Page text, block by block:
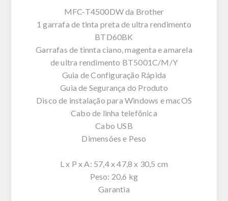
MFC-T4500DW da Brother
1 garrafa de tinta preta de ultra rendimento
BTD60BK
Garrafas de tinnta ciano, magenta e amarela
de ultra rendimento BT5001C/M/Y
Guia de Configuração Rápida
Guia de Segurança do Produto
Disco de instalação para Windows e macOS
Cabo de linha telefônica
Cabo USB
Dimensões e Peso
L x P x A: 57,4 x 47,8 x 30,5 cm
Peso: 20,6 kg
Garantia